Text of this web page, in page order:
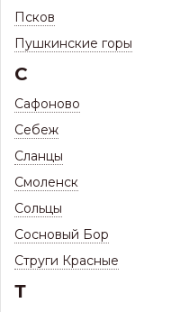
Псков
Пушкинские горы
С
Сафоново
Себеж
Сланцы
Смоленск
Сольцы
Сосновый Бор
Струги Красные
Т